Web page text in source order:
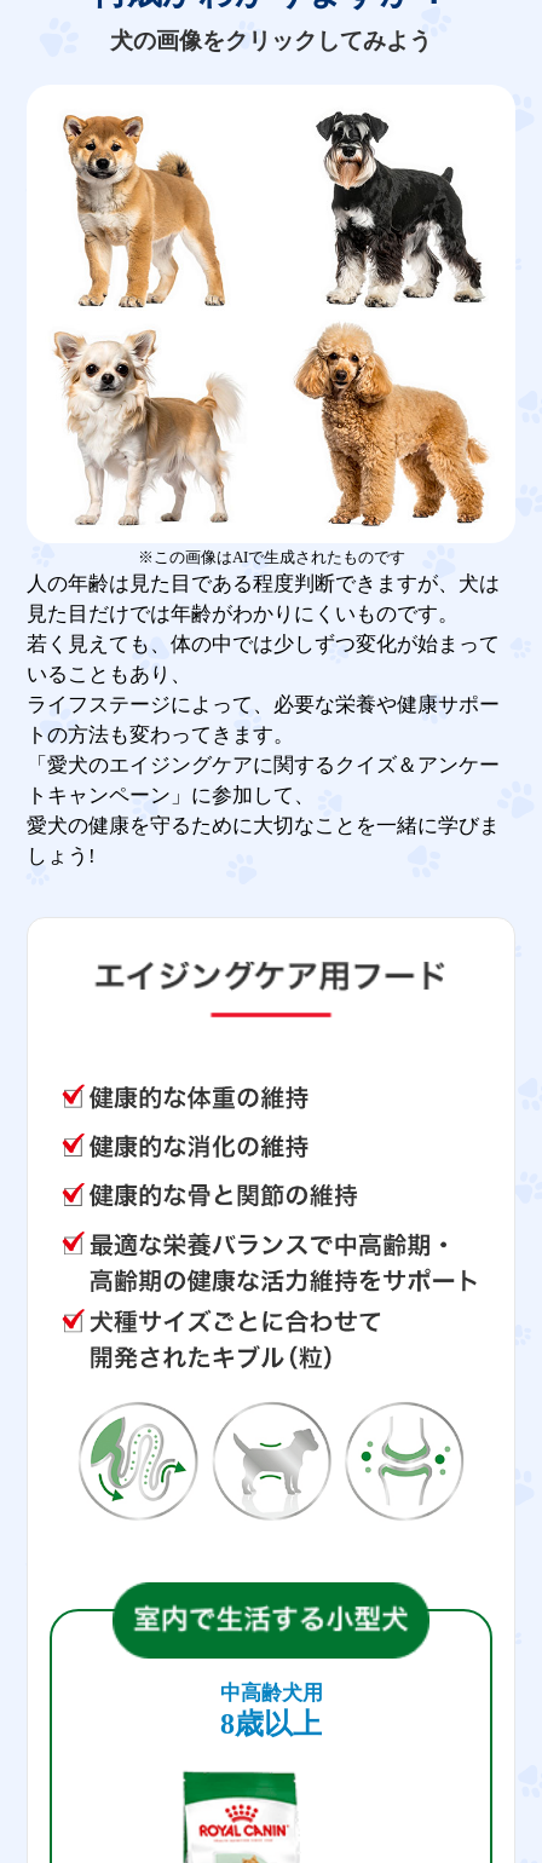
犬の画像をクリックしてみよう
この画像はAIで生成されたものです
人の年齢は見た目である程度判断できますが、犬は
見た目だけでは年齢がわかりにくいものです。
若く見えても、体の中では少しずつ変化が始まって
いることもあり、
ライフステージによって、必要な栄養や健康サポー
トの方法も変わってきます。
「愛犬のエイジングケアに関するクイズ＆アンケー
トキャンペーン」に参加して、
愛犬の健康を守るために大切なことを一緒に学びま
しょう!
中高齢犬用
8歳以上